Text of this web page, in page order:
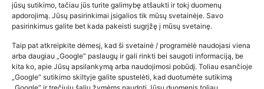
jūsų sutikimo, tačiau jūs turite galimybę atšaukti ir tokį duomenų
apdorojimą. Jūsų pasirinkimai įsigalios tik mūsų svetainėje. Savo
pasirinkimus galite bet kada pakeisti sugrįžę į mūsų svetainę.
Taip pat atkreipkite dėmesį, kad ši svetainė / programėlė naudojasi viena
arba daugiau „Google“ paslaugų ir gali rinkti bei saugoti informaciją, be
kita ko, apie Jūsų apsilankymą arba naudojimosi pobūdį. Toliau esančioje
„Google“ sutikimo skiltyje galite spustelėti, kad duotumėte sutikimą
kūdikių tyrelės –…
2026-02-22